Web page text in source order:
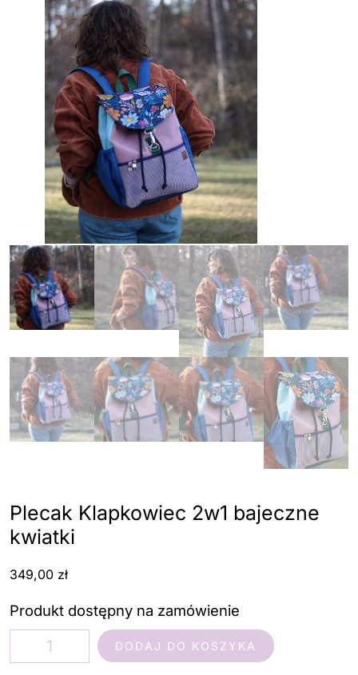
Plecak Klapkowiec 2w1 bajeczne
kwiatki
349,00 zł
Produkt dostępny na zamówienie
Plecak
DODAJ DO KOSZYKA